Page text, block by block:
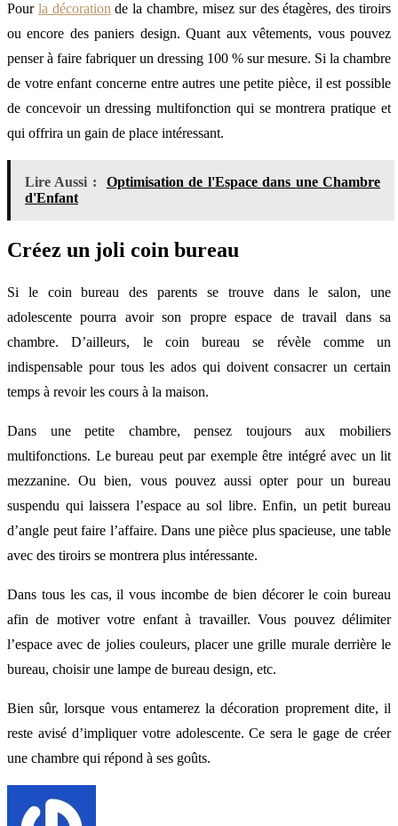
Pour la décoration de la chambre, misez sur des étagères, des tiroirs
ou encore des paniers design. Quant aux vêtements, vous pouvez
penser à faire fabriquer un dressing 100 % sur mesure. Si la chambre
de votre enfant concerne entre autres une petite pièce, il est possible
de concevoir un dressing multifonction qui se montrera pratique et
qui offrira un gain de place intéressant.
Lire Aussi :
Optimisation de l'Espace dans une Chambre
d'Enfant
Créez un joli coin bureau
Si le coin bureau des parents se trouve dans le salon, une
adolescente pourra avoir son propre espace de travail dans sa
chambre. D’ailleurs, le coin bureau se révèle comme un
indispensable pour tous les ados qui doivent consacrer un certain
temps à revoir les cours à la maison.
Dans une petite chambre, pensez toujours aux mobiliers
multifonctions. Le bureau peut par exemple être intégré avec un lit
mezzanine. Ou bien, vous pouvez aussi opter pour un bureau
suspendu qui laissera l’espace au sol libre. Enfin, un petit bureau
d’angle peut faire l’affaire. Dans une pièce plus spacieuse, une table
avec des tiroirs se montrera plus intéressante.
Dans tous les cas, il vous incombe de bien décorer le coin bureau
afin de motiver votre enfant à travailler. Vous pouvez délimiter
l’espace avec de jolies couleurs, placer une grille murale derrière le
bureau, choisir une lampe de bureau design, etc.
Bien sûr, lorsque vous entamerez la décoration proprement dite, il
reste avisé d’impliquer votre adolescente. Ce sera le gage de créer
une chambre qui répond à ses goûts.